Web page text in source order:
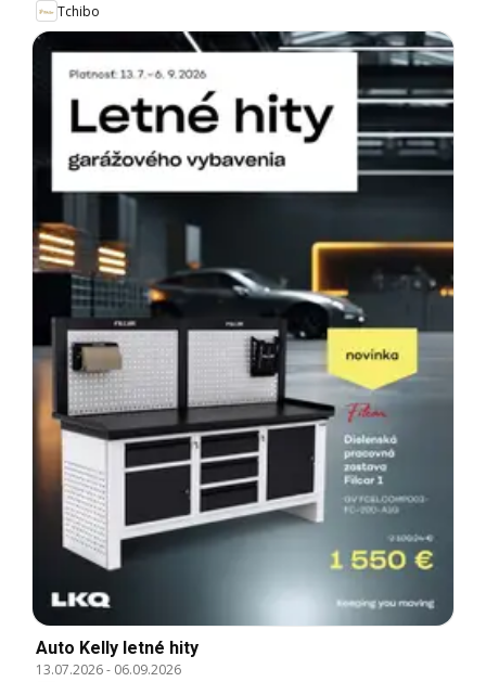
Tchibo
Auto Kelly letné hity
13.07.2026- 06.09.2026